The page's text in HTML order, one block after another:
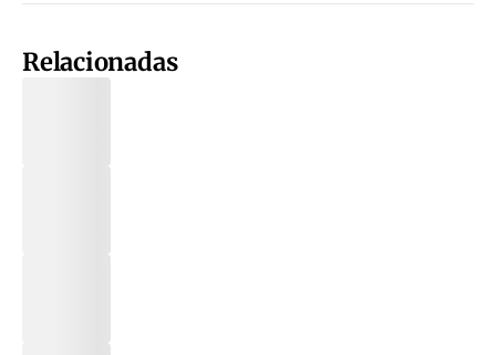
Relacionadas